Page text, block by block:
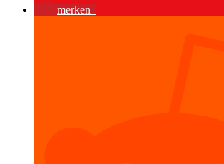
merken